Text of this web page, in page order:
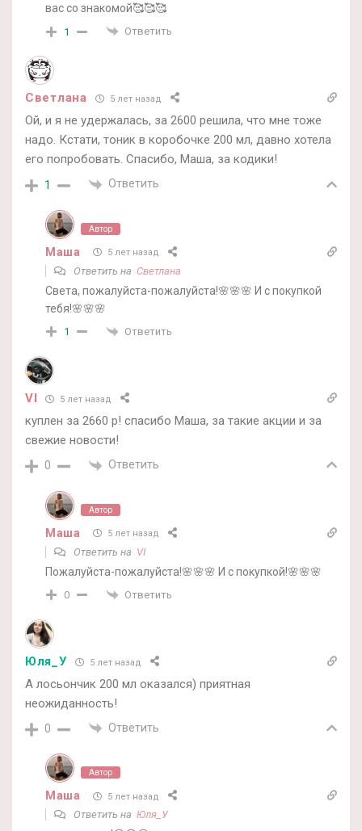
вас со знакомой🥰🥰🥰
1 Ответить
Светлана 5 лет назад
Ой, и я не удержалась, за 2600 решила, что мне тоже
надо. Кстати, тоник в коробочке 200 мл, давно хотела
его попробовать. Спасибо, Маша, за кодики!
1 Ответить
Автор
Маша 5 лет назад
Ответить на Светлана
Света, пожалуйста-пожалуйста!🌸🌸🌸 И с покупкой
тебя!🌸🌸🌸
1 Ответить
VI 5 лет назад
куплен за 2660 р! спасибо Маша, за такие акции и за
свежие новости!
0 Ответить
Автор
Маша 5 лет назад
Ответить на VI
Пожалуйста-пожалуйста!🌸🌸🌸 И с покупкой!🌸🌸🌸
0 Ответить
Юля_У 5 лет назад
А лосьончик 200 мл оказался) приятная
неожиданность!
0 Ответить
Автор
Маша 5 лет назад
Ответить на Юля_У